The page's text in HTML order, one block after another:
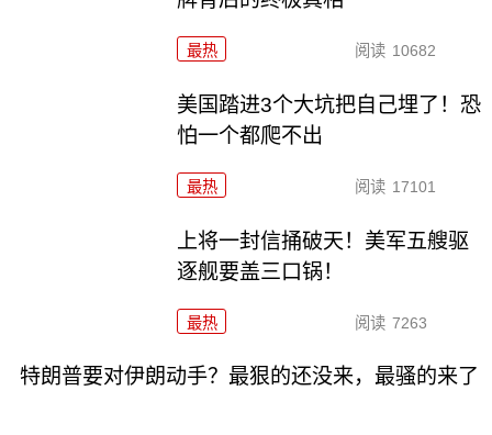
最热 阅读 10682
美国踏进3个大坑把自己埋了！恐
怕一个都爬不出
最热 阅读 17101
上将一封信捅破天！美军五艘驱
逐舰要盖三口锅！
最热 阅读 7263
特朗普要对伊朗动手？最狠的还没来，最骚的来了